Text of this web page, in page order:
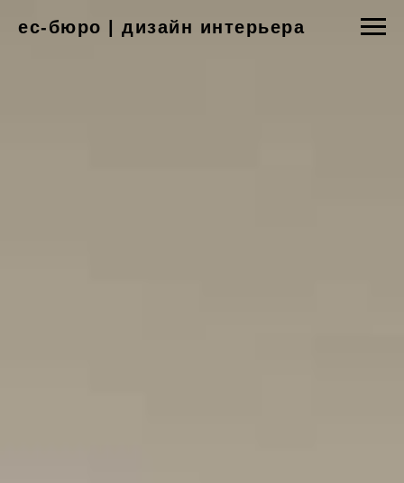
ес-бюро | дизайн интерьера